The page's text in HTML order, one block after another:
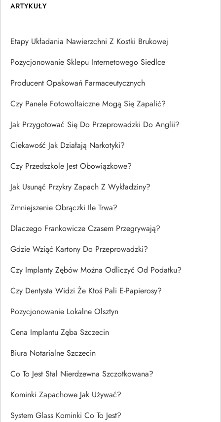
ARTYKUŁY
Etapy Układania Nawierzchni Z Kostki Brukowej
Pozycjonowanie Sklepu Internetowego Siedlce
Producent Opakowań Farmaceutycznych
Czy Panele Fotowoltaiczne Mogą Się Zapalić?
Jak Przygotować Się Do Przeprowadzki Do Anglii?
Ciekawość Jak Działają Narkotyki?
Czy Przedszkole Jest Obowiązkowe?
Jak Usunąć Przykry Zapach Z Wykładziny?
Zmniejszenie Obrączki Ile Trwa?
Dlaczego Frankowicze Czasem Przegrywają?
Gdzie Wziąć Kartony Do Przeprowadzki?
Czy Implanty Zębów Można Odliczyć Od Podatku?
Czy Dentysta Widzi Że Ktoś Pali E-Papierosy?
Pozycjonowanie Lokalne Olsztyn
Cena Implantu Zęba Szczecin
Biura Notarialne Szczecin
Co To Jest Stal Nierdzewna Szczotkowana?
Kominki Zapachowe Jak Używać?
System Glass Kominki Co To Jest?